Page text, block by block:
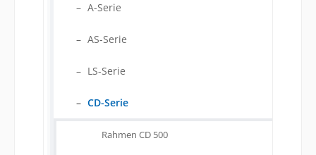
A-Serie
AS-Serie
LS-Serie
CD-Serie
Rahmen CD 500